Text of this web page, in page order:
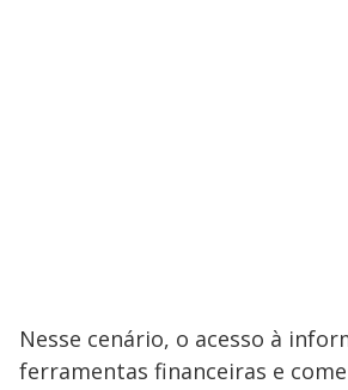
Nesse cenário, o acesso à
ferramentas financeiras e